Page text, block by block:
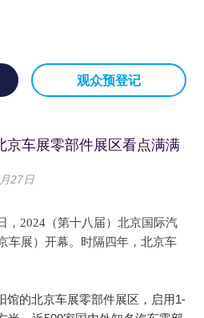
观众预登记
京车展零部件展区看点满满
27日
，2024（第十八届）北京国际汽
车展）开幕。
时隔四年，北京车
馆的北京车展零部件展区，启用1-